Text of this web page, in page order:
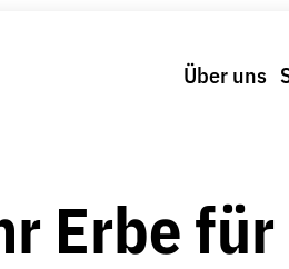
Über uns
Erbe für